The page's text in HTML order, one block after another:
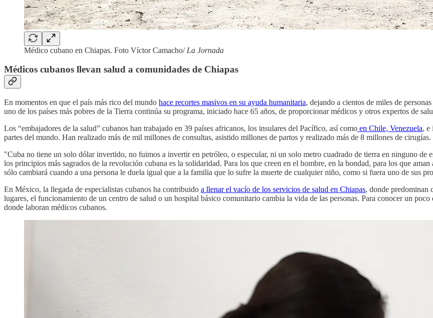
Médico cubano en Chiapas. Foto Víctor Camacho/ La Jornada
Médicos cubanos llevan salud a comunidades de Chiapas
En momentos en que el país más rico del mundo hace recortes masivos en su ayuda humanitaria, dejando a cientos de miles de
uno de los países más pobres de la Tierra continúa su programa, iniciado hace 65 años, de proporcionar médicos y otros expertos de
Los “embajadores de la salud” cubanos han trabajado en 39 países africanos, los insulares del Pacífico, así como en Chile, Venezuela, e
partes del mundo. Han realizado más de mil millones de consultas, asistido millones de partos y realizado más de 8 millones de cirugías.
"Cuba no tiene un solo dólar invertido, no fuimos a invertir en petróleo, o especular, ni un solo metro cuadrado de tierra en ninguno de
los principios más sagrados de la revolución cubana es la solidaridad. Para los que creen en el hombre, en la bondad, para los que
sólo cambiará cuando a una persona le duela igual que a la familia que lo sufre la muerte de cualquier niño, como si fuera uno de sus
En México, la llegada de especialistas cubanos ha contribuido a llenar el vacío de los servicios de salud en Chiapas, donde predominan
lugares, el funcionamiento de un centro de salud o un hospital básico comunitario cambia la vida de las personas. Para conocer un poco
donde laboran médicos cubanos.